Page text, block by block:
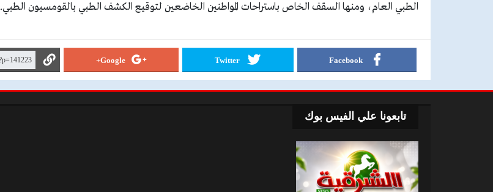
الطبي العام، ومنها السقف الخاص باستراحات المواطنين الخاضعين لتوقيع الكشف الطبي بالقومسيون الطبي.
Facebook
Twitter
Google+
تابعونا علي الفيس بوك